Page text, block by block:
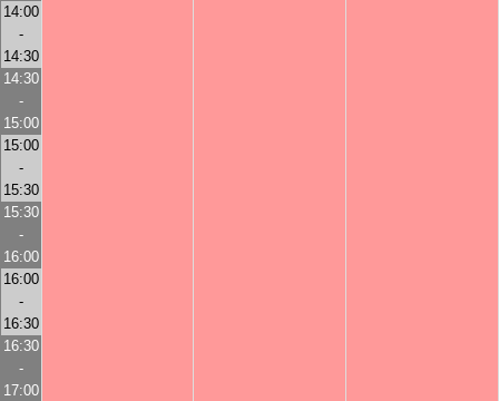
14:00
-
14:30
14:30
-
15:00
15:00
-
15:30
15:30
-
16:00
16:00
-
16:30
16:30
-
17:00